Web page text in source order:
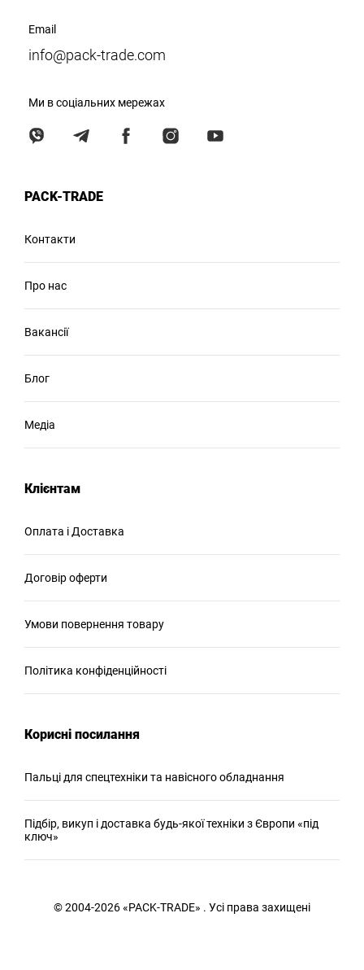
Email
info@pack-trade.com
Ми в соціальних мережах
PACK-TRADE
Контакти
Про нас
Вакансії
Блог
Медіа
Клієнтам
Оплата і Доставка
Договір оферти
Умови повернення товару
Політика конфіденційності
Корисні посилання
Пальці для спецтехніки та навісного обладнання
Підбір, викуп і доставка будь-якої техніки з Європи «під
ключ»
© 2004-2026 «PACK-TRADE» . Усі права захищені